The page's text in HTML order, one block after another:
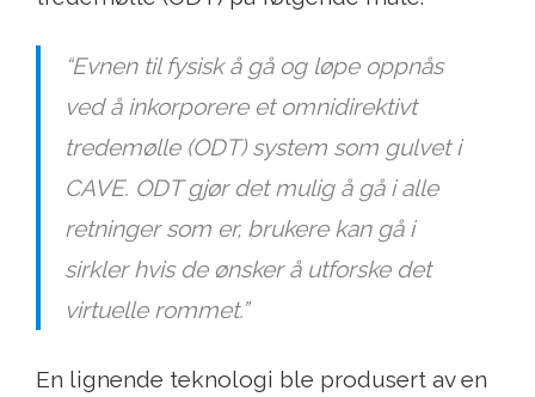
“Evnen til fysisk å gå og løpe oppnås
ved å inkorporere et omnidirektivt
tredemølle (ODT) system som gulvet i
CAVE. ODT gjør det mulig å gå i alle
retninger som er, brukere kan gå i
sirkler hvis de ønsker å utforske det
virtuelle rommet.”
En lignende teknologi ble produsert av en